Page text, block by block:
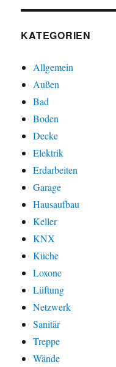
KATEGORIEN
Allgemein
Außen
Bad
Boden
Decke
Elektrik
Erdarbeiten
Garage
Hausaufbau
Keller
KNX
Küche
Loxone
Lüftung
Netzwerk
Sanitär
Treppe
Wände